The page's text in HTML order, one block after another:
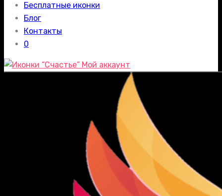
Бесплатные иконки
Блог
Контакты
0
Мой аккаунт